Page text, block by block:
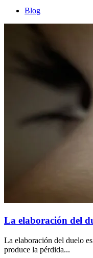
Blog
La elaboración del
La elaboración del duelo
produce la pérdida...